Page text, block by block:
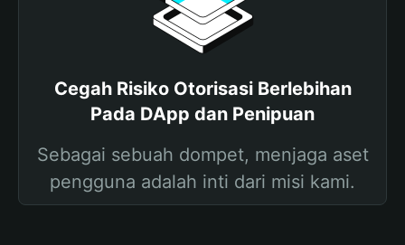
Cegah Risiko Otorisasi Berlebihan
Pada DApp dan Penipuan
Sebagai sebuah dompet, menjaga aset
pengguna adalah inti dari misi kami.